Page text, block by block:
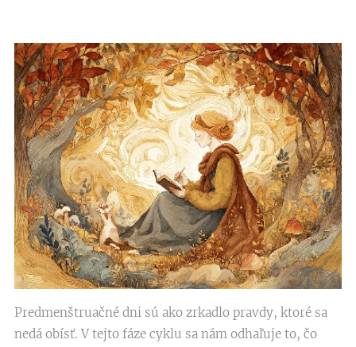
Predmenštruačné dni sú ako zrkadlo pravdy, ktoré sa
nedá obísť. V tejto fáze cyklu sa nám odhaľuje to, čo